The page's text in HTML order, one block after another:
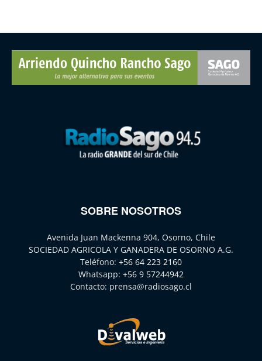
SOBRE NOSOTROS
Avenida Juan Mackenna 904, Osorno, Chile
SOCIEDAD AGRICOLA Y GANADERA DE OSORNO A.G.
Teléfono: +56 64 223 2160
Whatsapp: +56 9 57244942
Contacto: prensa@radiosago.cl